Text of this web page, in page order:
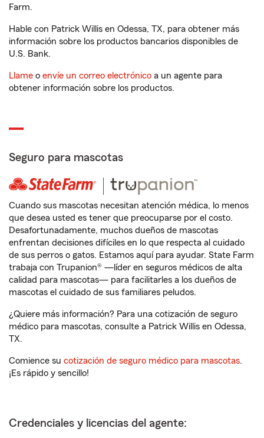
Farm.
Hable con Patrick Willis en Odessa, TX, para obtener más
información sobre los productos bancarios disponibles de
U.S. Bank.
Llame o envíe un correo electrónico a un agente para
obtener información sobre los productos.
Seguro para mascotas
Cuando sus mascotas necesitan atención médica, lo menos
que desea usted es tener que preocuparse por el costo.
Desafortunadamente, muchos dueños de mascotas
enfrentan decisiones difíciles en lo que respecta al cuidado
de sus perros o gatos. Estamos aquí para ayudar. State Farm
trabaja con Trupanion® —líder en seguros médicos de alta
calidad para mascotas— para facilitarles a los dueños de
mascotas el cuidado de sus familiares peludos.
¿Quiere más información? Para una cotización de seguro
médico para mascotas, consulte a Patrick Willis en Odessa,
TX.
Comience su cotización de seguro médico para mascotas.
¡Es rápido y sencillo!
Credenciales y licencias del agente: